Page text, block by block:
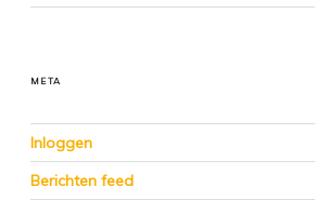
META
Inloggen
Berichten feed